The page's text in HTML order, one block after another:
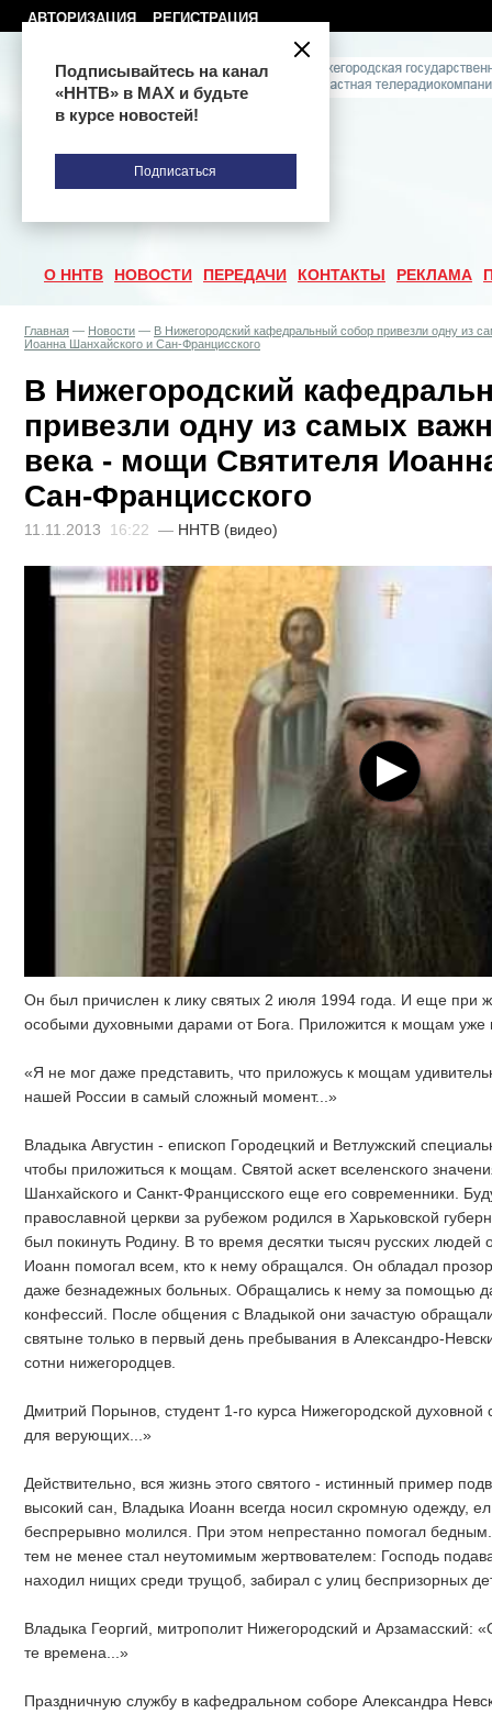
АВТОРИЗАЦИЯ РЕГИСТРАЦИЯ
О ННТВ НОВОСТИ ПЕРЕДАЧИ КОНТАКТЫ РЕКЛАМА
Главная — Новости — В Нижегородский кафедральный собор привезли одну из
Иоанна Шанхайского и Сан-Францисского
В Нижегородский
привезли одну из самых
века - мощи Святителя
Сан-Францисского
11.11.2013 16:22 — ННТВ (видео)
Он был причислен к лику святых 2 июля 1994 года. И еще при
особыми духовными дарами от Бога. Приложится к мощам уже
«Я не мог даже представить, что приложусь к мощам
нашей России в самый сложный момент...»
Владыка Августин - епископ Городецкий и Ветлужский
чтобы приложиться к мощам. Святой аскет вселенского
Шанхайского и Санкт-Францисского еще его современники.
православной церкви за рубежом родился в Харьковской
был покинуть Родину. В то время десятки тысяч русских людей
Иоанн помогал всем, кто к нему обращался. Он обладал
даже безнадежных больных. Обращались к нему за помощью
конфессий. После общения с Владыкой они зачастую
святыне только в первый день пребывания в Александро-
сотни нижегородцев.
Дмитрий Порынов, студент 1-го курса Нижегородской
для верующих...»
Действительно, вся жизнь этого святого - истинный пример
высокий сан, Владыка Иоанн всегда носил скромную одежду,
беспрерывно молился. При этом непрестанно помогал
тем не менее стал неутомимым жертвователем: Господь
находил нищих среди трущоб, забирал с улиц беспризорных
Владыка Георгий, митрополит Нижегородский и Арзамасский:
те времена...»
Праздничную службу в кафедральном соборе Александра
Подписывайтесь на канал
«ННТВ» в МАХ и будьте
в курсе новостей!
Подписаться